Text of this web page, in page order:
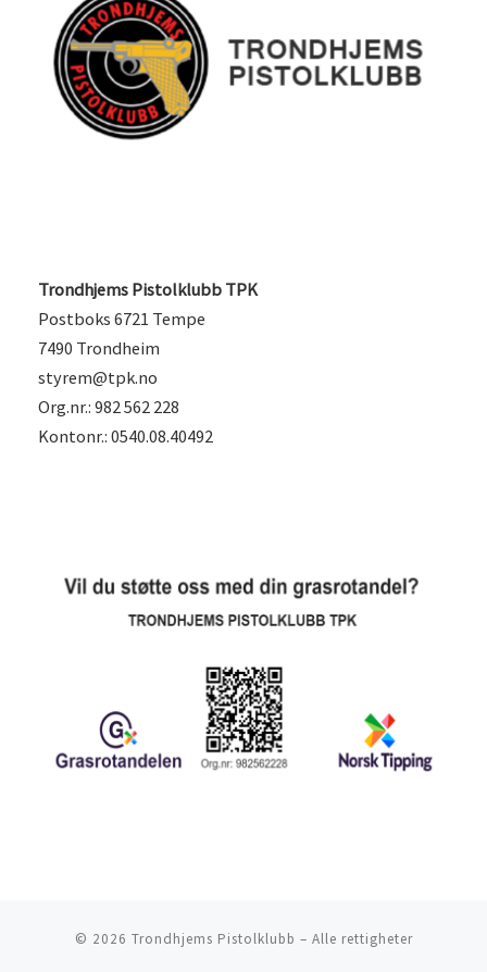
Trondhjems Pistolklubb TPK
Postboks 6721 Tempe
7490 Trondheim
styrem@tpk.no
Org.nr.: 982 562 228
Kontonr.: 0540.08.40492
© 2026 Trondhjems Pistolklubb – Alle rettigheter